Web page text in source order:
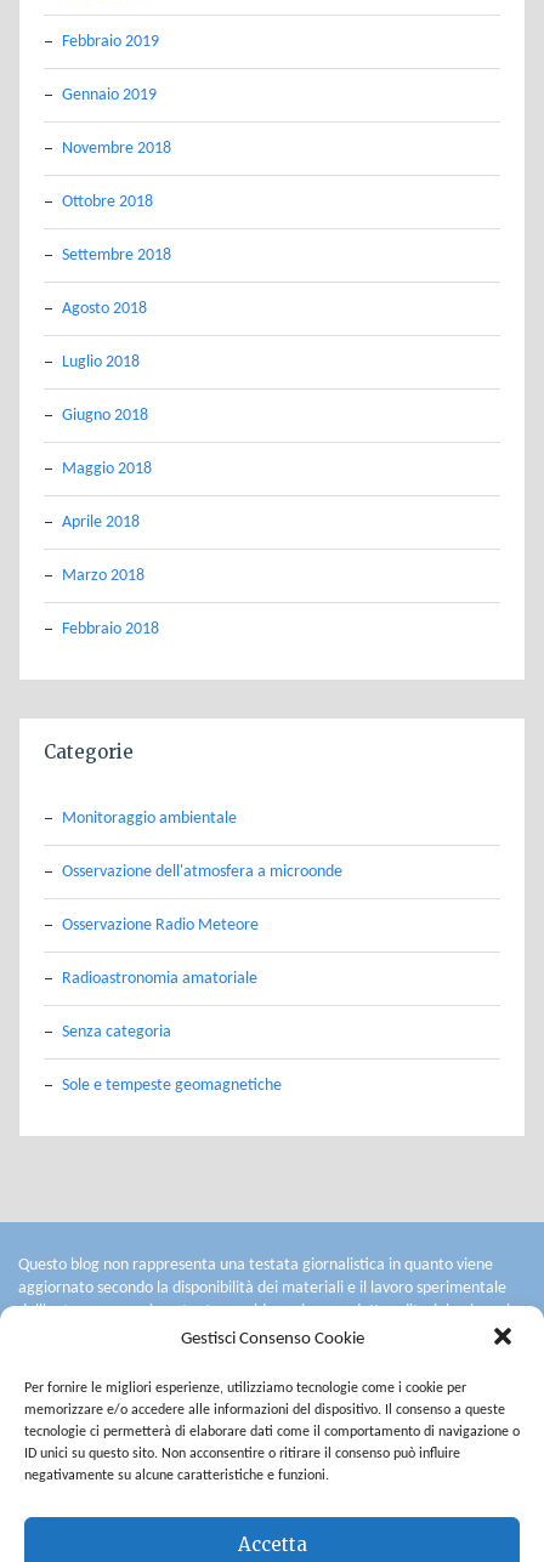
Gestisci Consenso Cookie
Per fornire le migliori esperienze, utilizziamo tecnologie come i cookie per
memorizzare e/o accedere alle informazioni del dispositivo. Il consenso a queste
tecnologie ci permetterà di elaborare dati come il comportamento di navigazione o
ID unici su questo sito. Non acconsentire o ritirare il consenso può influire
negativamente su alcune caratteristiche e funzioni.
Accetta
Febbraio 2019
Gennaio 2019
Novembre 2018
Ottobre 2018
Settembre 2018
Agosto 2018
Luglio 2018
Giugno 2018
Maggio 2018
Aprile 2018
Marzo 2018
Febbraio 2018
Categorie
Monitoraggio ambientale
Osservazione dell'atmosfera a microonde
Osservazione Radio Meteore
Radioastronomia amatoriale
Senza categoria
Sole e tempeste geomagnetiche
Questo blog non rappresenta una testata giornalistica in quanto viene
aggiornato secondo la disponibilità dei materiali e il lavoro sperimentale
dell'autore: non può pertanto considerarsi un prodotto editoriale ai sensi
della legge n° 62 del 7.03.2001.
ad ogni post.
Saranno cancellati i commenti contenenti spam, quelli ritenuti offensivi o
lesivi dell'immagine e dell'onorabilità di terzi, commenti razzisti o che
contengano dati personali non conformi al rispetto delle norme sulla
Privacy. Alcuni testi o immagini inserite in questo blog sono tratte da
L'autore del blog non è responsabile dei siti collegati tramite link né del
loro contenuto che può essere soggetto a variazioni nel tempo.